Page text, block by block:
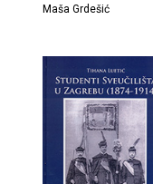
Maša Grdešić